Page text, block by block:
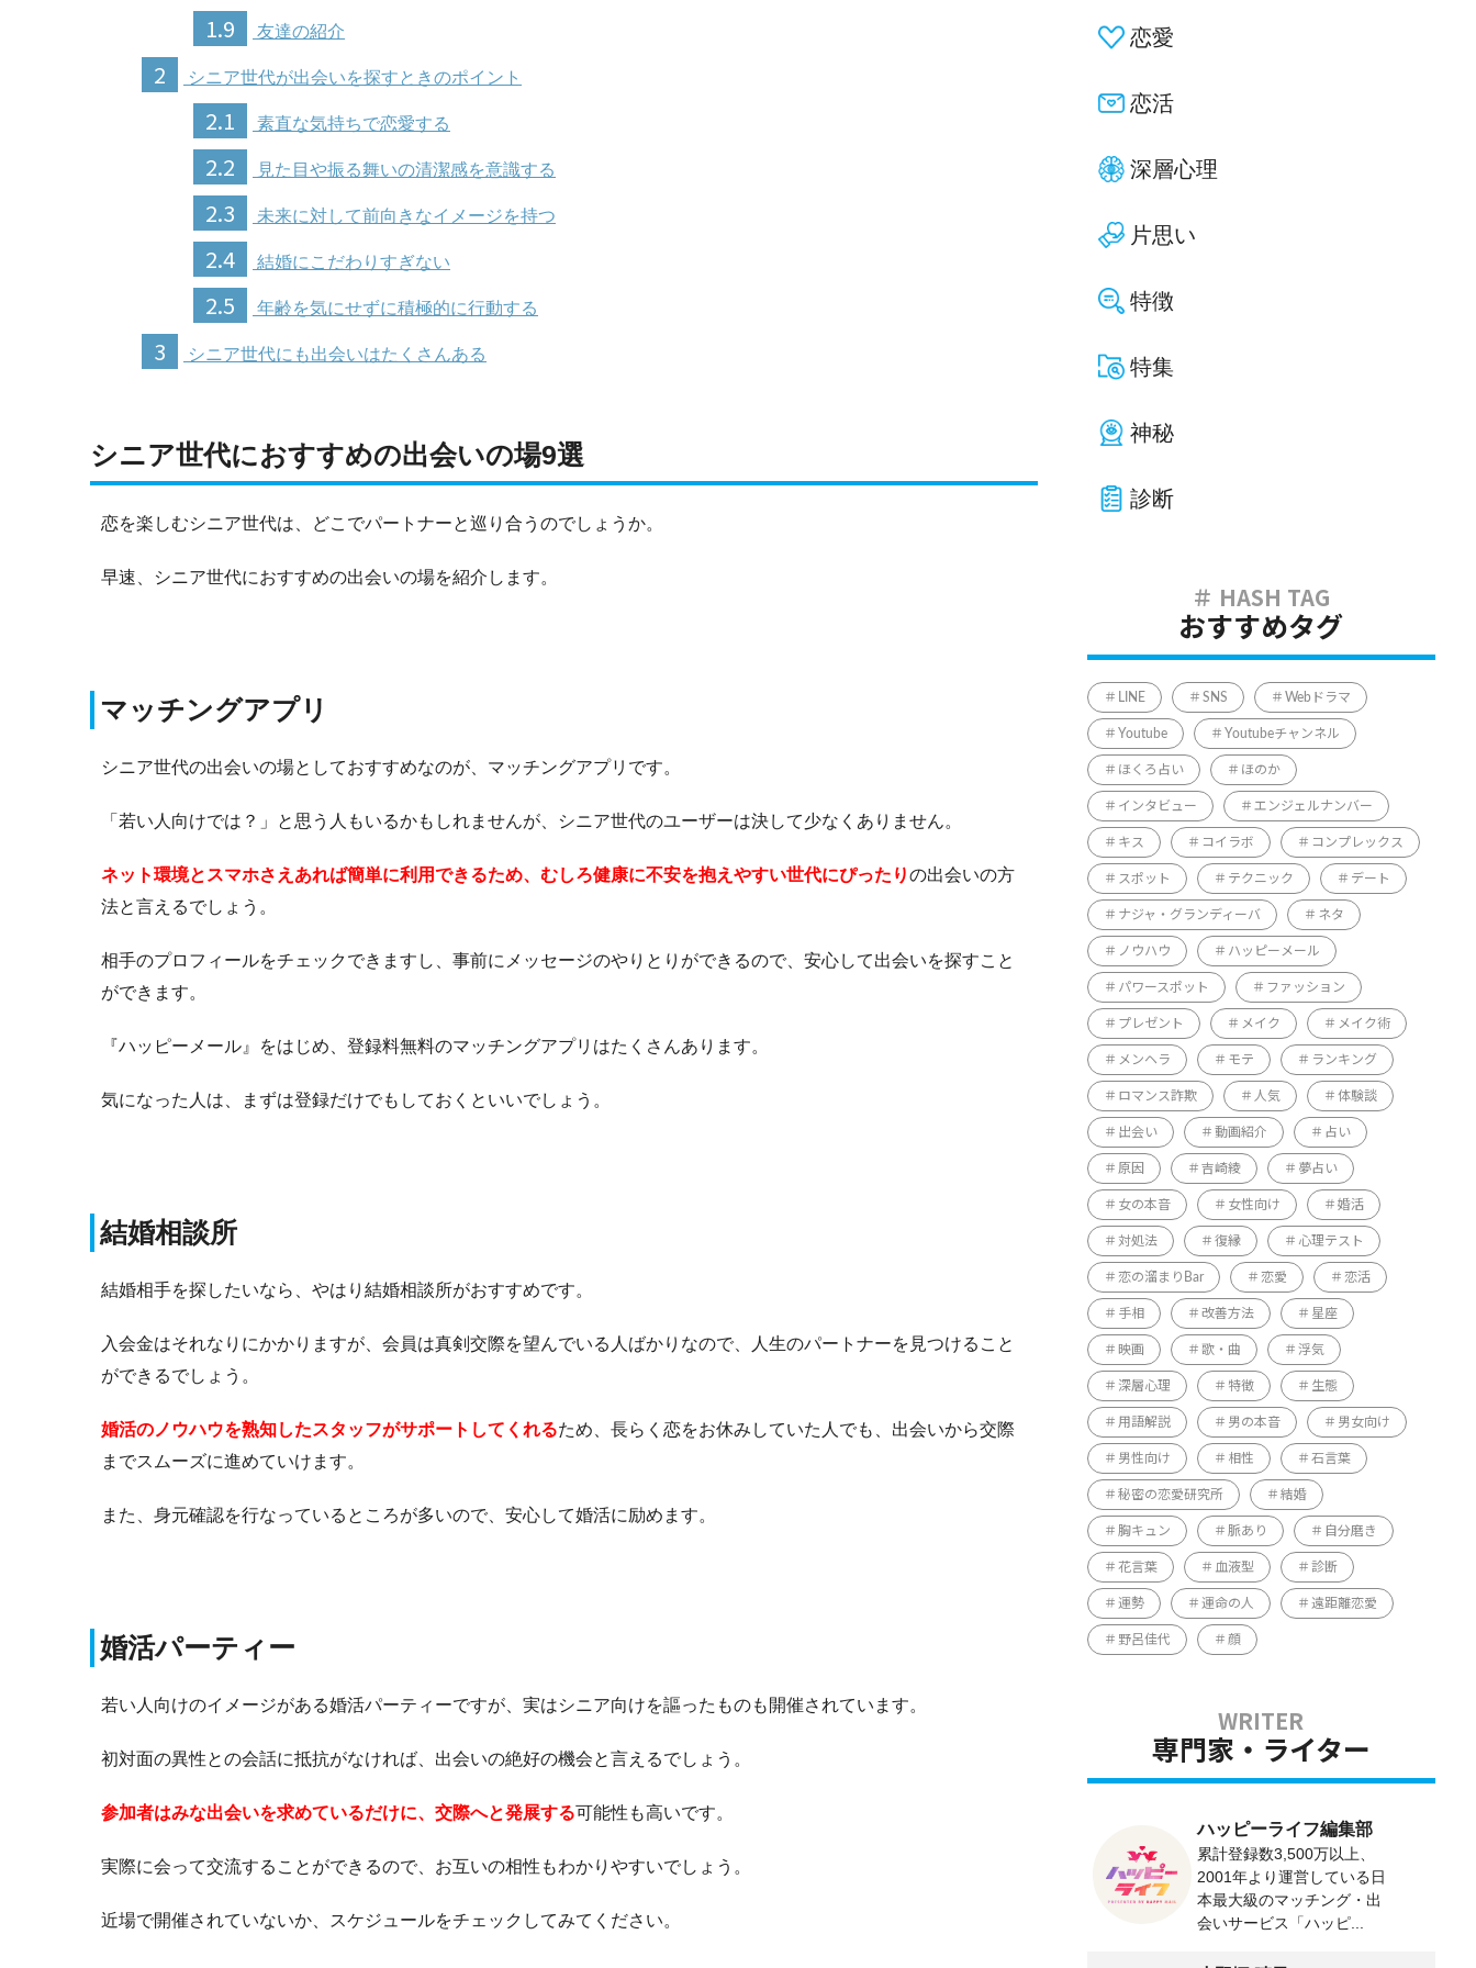
1.9 友達の紹介
2 シニア世代が出会いを探すときのポイント
2.1 素直な気持ちで恋愛する
2.2 見た目や振る舞いの清潔感を意識する
2.3 未来に対して前向きなイメージを持つ
2.4 結婚にこだわりすぎない
2.5 年齢を気にせずに積極的に行動する
3 シニア世代にも出会いはたくさんある
シニア世代におすすめの出会いの場9選
恋を楽しむシニア世代は、どこでパートナーと巡り合うのでしょうか。
早速、シニア世代におすすめの出会いの場を紹介します。
マッチングアプリ
シニア世代の出会いの場としておすすめなのが、マッチングアプリです。
「若い人向けでは？」と思う人もいるかもしれませんが、シニア世代のユーザーは決して少なくありません。
ネット環境とスマホさえあれば簡単に利用できるため、むしろ健康に不安を抱えやすい世代にぴったりの出会いの方
法と言えるでしょう。
相手のプロフィールをチェックできますし、事前にメッセージのやりとりができるので、安心して出会いを探すこと
ができます。
『ハッピーメール』をはじめ、登録料無料のマッチングアプリはたくさんあります。
気になった人は、まずは登録だけでもしておくといいでしょう。
結婚相談所
結婚相手を探したいなら、やはり結婚相談所がおすすめです。
入会金はそれなりにかかりますが、会員は真剣交際を望んでいる人ばかりなので、人生のパートナーを見つけること
ができるでしょう。
婚活のノウハウを熟知したスタッフがサポートしてくれるため、長らく恋をお休みしていた人でも、出会いから交際
までスムーズに進めていけます。
また、身元確認を行なっているところが多いので、安心して婚活に励めます。
婚活パーティー
若い人向けのイメージがある婚活パーティーですが、実はシニア向けを謳ったものも開催されています。
初対面の異性との会話に抵抗がなければ、出会いの絶好の機会と言えるでしょう。
参加者はみな出会いを求めているだけに、交際へと発展する可能性も高いです。
実際に会って交流することができるので、お互いの相性もわかりやすいでしょう。
近場で開催されていないか、スケジュールをチェックしてみてください。
恋愛
恋活
深層心理
片思い
特徴
特集
神秘
診断
おすすめタグ
LINE SNS Webドラマ
Youtube Youtubeチャンネル
ほくろ占い ほのか
インタビュー エンジェルナンバー
キス コイラボ コンプレックス
スポット テクニック デート
ナジャ・グランディーバ ネタ
ノウハウ ハッピーメール
パワースポット ファッション
プレゼント メイク メイク術
メンヘラ モテ ランキング
ロマンス詐欺 人気 体験談
出会い 動画紹介 占い
原因 吉崎綾 夢占い
女の本音 女性向け 婚活
対処法 復縁 心理テスト
恋の溜まりBar 恋愛 恋活
手相 改善方法 星座
映画 歌・曲 浮気
深層心理 特徴 生態
用語解説 男の本音 男女向け
男性向け 相性 石言葉
秘密の恋愛研究所 結婚
胸キュン 脈あり 自分磨き
花言葉 血液型 診断
運勢 運命の人 遠距離恋愛
野呂佳代 顔
専門家・ライター
ハッピーライフ編集部
累計登録数3,500万以上、
2001年より運営している日
本最大級のマッチング・出
会いサービス「ハッピ...